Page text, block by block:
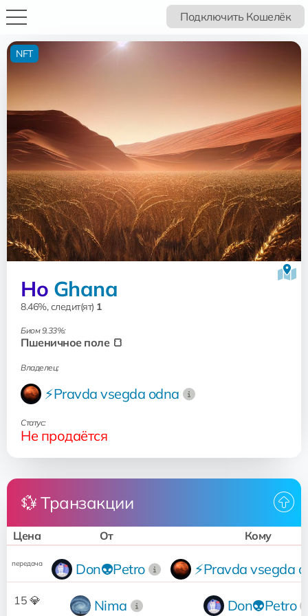
Подключить Кошелёк
Ho Ghana
8.46%, следит(ят) 1
Биом 9.33%:
Пшеничное поле 🍞
Владелец:
⚡Pravda vsegda odna
Статус:
Не продаётся
NFT
💱 Транзакции
Цена От Кому
передача Don👽Petro ⚡Pravda vsegda
15 💎 Nima Don👽Petro